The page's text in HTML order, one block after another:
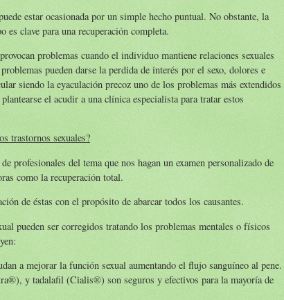
estar ocasionada por un simple hecho puntual. No obstante, la
es clave para una recuperación completa.
problemas cuando el individuo mantiene relaciones sexuales
pueden darse la perdida de interés por el sexo, dolores e
siendo la eyaculación precoz uno de los problemas más extendidos
el acudir a una clínica especialista para tratar estos
trastornos sexuales?
profesionales del tema que nos hagan un examen personalizado de
como la recuperación total.
de éstas con el propósito de abarcar todos los causantes.
pueden ser corregidos tratando los problemas mentales o físicos
a mejorar la función sexual aumentando el flujo sanguíneo al pene.
y tadalafil (Cialis®) son seguros y efectivos para la mayoría de